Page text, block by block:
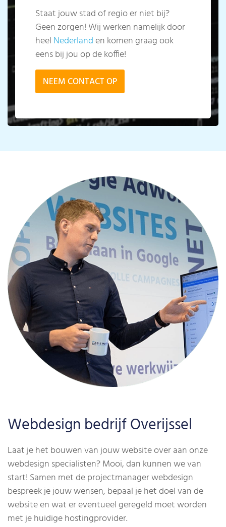
Staat jouw stad of regio er niet bij?
Geen zorgen! Wij werken namelijk door
heel Nederlanden komen graag ook
eens bij jou op de koffie!
NEEM CONTACT OP
Webdesign bedrijf Overijssel
Laat je het bouwen van jouw website over aan onze
webdesign specialisten? Mooi, dan kunnen we van
start! Samen met de projectmanager webdesign
bespreek je jouw wensen, bepaal je het doel van de
website en wat er eventueel geregeld moet worden
met je huidige hostingprovider.